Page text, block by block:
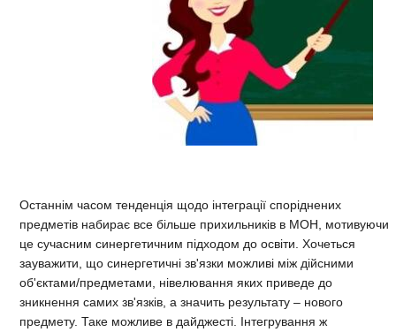
Останнім часом тенденція щодо інтеграції споріднених
предметів набирає все більше прихильників в МОН, мотивуючи
це сучасним синергетичним підходом до освіти. Хочеться
зауважити, що синергетичні зв'язки можливі між дійсними
об'єктами/предметами, нівелювання яких приведе до
зникнення самих зв'язків, а значить результату – нового
предмету. Таке можливе в дайджесті. Інтегрування ж